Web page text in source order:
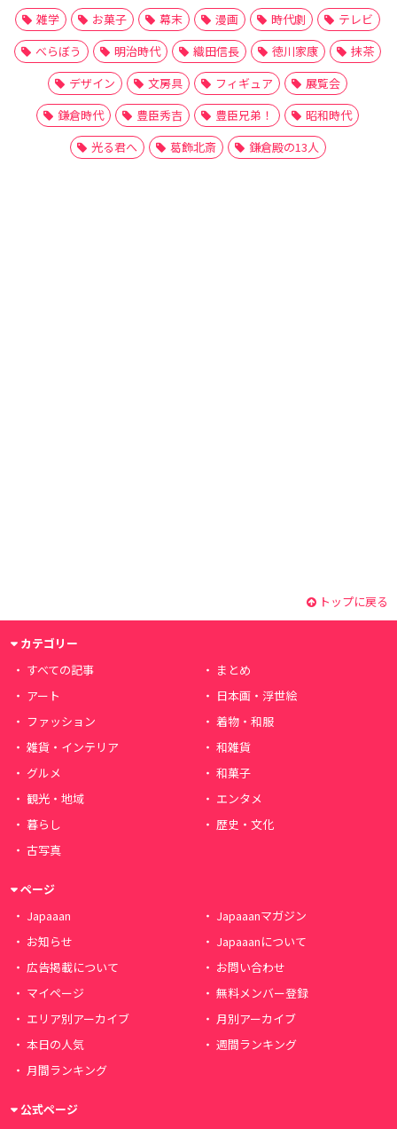
雑学
お菓子 幕末 漫画 時代劇
テレビ
べらぼう
明治時代 織田信長 徳川家康
抹茶
デザイン
文房具 フィギュア
展覧会
鎌倉時代
豊臣秀吉 豊臣兄弟！
昭和時代
光る君へ
葛飾北斎 鎌倉殿の13人
トップに戻る
カテゴリー
すべての記事
まとめ
アート
日本画・浮世絵
ファッション
着物・和服
雑貨・インテリア
和雑貨
グルメ
和菓子
観光・地域
エンタメ
暮らし
歴史・文化
古写真
ページ
Japaaan
Japaaanマガジン
お知らせ
Japaaanについて
広告掲載について
お問い合わせ
マイページ
無料メンバー登録
エリア別アーカイブ
月別アーカイブ
本日の人気
週間ランキング
月間ランキング
公式ページ